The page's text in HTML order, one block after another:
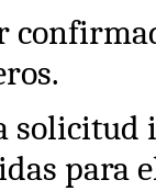
para